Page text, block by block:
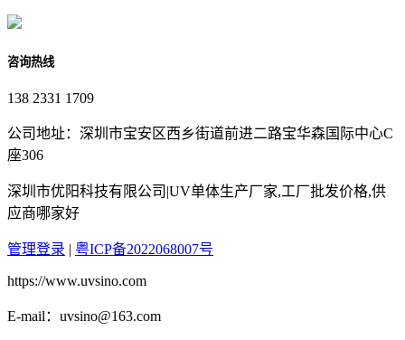
咨询热线
138 2331 1709
公司地址：深圳市宝安区西乡街道前进二路宝华森国际中心C
座306
深圳市优阳科技有限公司|UV单体生产厂家,工厂批发价格,供
应商哪家好
管理登录 | 粤ICP备2022068007号
https://www.uvsino.com
E-mail：uvsino@163.com